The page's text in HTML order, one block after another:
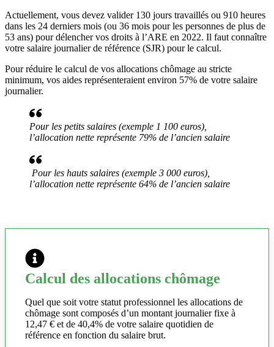
Actuellement, vous devez valider 130 jours travaillés ou 910 heures
dans les 24 derniers mois (ou 36 mois pour les personnes de plus de
53 ans) pour délencher vos droits à l’ARE en 2022. Il faut connaître
votre salaire journalier de référence (SJR) pour le calcul.
Pour réduire le calcul de vos allocations chômage au stricte
minimum, vos aides représenteraient environ 57% de votre salaire
journalier.
Pour les petits salaires (exemple 1 100 euros),
l’allocation nette représente 79% de l’ancien salaire
Pour les hauts salaires (exemple 3 000 euros),
l’allocation nette représente 64% de l’ancien salaire
Calcul des allocations chômage
Quel que soit votre statut professionnel les allocations de
chômage sont composés d’un montant journalier fixe à
12,47 € et de 40,4% de votre salaire quotidien de
référence en fonction du salaire brut.